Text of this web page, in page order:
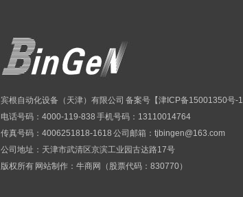
宾根自动化设备（天津）有限公司 备案号【津ICP备15001350号-1
电话号码：4000-119-838 手机号码：13110014764
传真号码：4006251818-1618 公司邮箱：tjbingen@163.com
公司地址：天津市武清区京滨工业园古达路17号
版权所有 网站制作： 牛商网 （股票代码：830770）